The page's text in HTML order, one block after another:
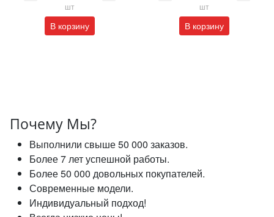
шт
В корзину
шт
В корзину
Почему Мы?
Выполнили свыше 50 000 заказов.
Более 7 лет успешной работы.
Более 50 000 довольных покупателей.
Современные модели.
Индивидуальный подход!